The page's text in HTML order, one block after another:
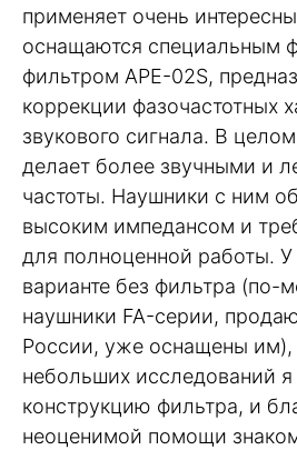
применяет очень
оснащаются специальным
фильтром APE-02S,
коррекции фазочастотных
звукового сигнала. В
делает более звучными и
частоты. Наушники с ним
высоким импедансом и
для полноценной работы.
варианте без фильтра (по-
наушники FA-серии,
России, уже оснащены им),
небольших исследований я
конструкцию фильтра, и
неоценимой помощи